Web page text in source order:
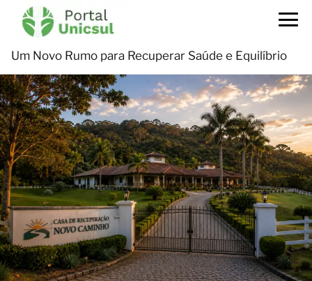
Um Novo Rumo para Recuperar Saúde e Equilíbrio